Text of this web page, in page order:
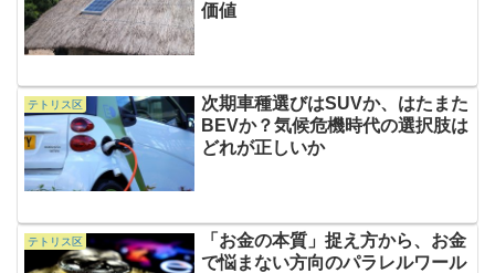
価値
テトリス区
次期車種選びはSUVか、はたまた
BEVか？気候危機時代の選択肢は
どれが正しいか
テトリス区
「お金の本質」捉え方から、お金
で悩まない方向のパラレルワール